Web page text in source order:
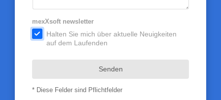
mexXsoft newsletter
.
Halten Sie mich über aktuelle Neuigkeiten
auf dem Laufenden
Senden
* Diese Felder sind Pflichtfelder